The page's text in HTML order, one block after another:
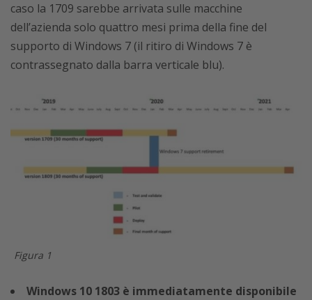
caso la 1709 sarebbe arrivata sulle macchine
dell’azienda solo quattro mesi prima della fine del
supporto di Windows 7 (il ritiro di Windows 7 è
contrassegnato dalla barra verticale blu).
Figura 1
Windows 10 1803 è immediatamente disponibile